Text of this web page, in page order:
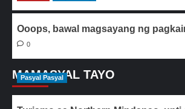
Ooops, bawal magsayang ng
0
MAMASYAL TAYO
Pasyal Pasyal